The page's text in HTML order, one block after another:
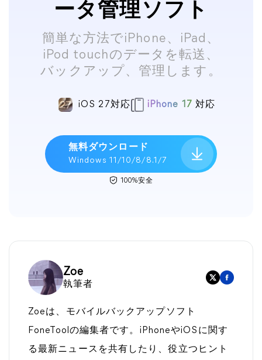
ータ管理ソフト
簡単な方法でiPhone、iPad、
iPod touchのデータを転送、
バックアップ、管理します。
iOS 27対応 iPhone 17 対応
無料ダウンロード
Windows 11/10/8/8.1/7
100%安全
Zoe
執筆者
Zoeは、モバイルバックアップソフト
FoneToolの編集者です。iPhoneやiOSに関す
る最新ニュースを共有したり、役立つヒント